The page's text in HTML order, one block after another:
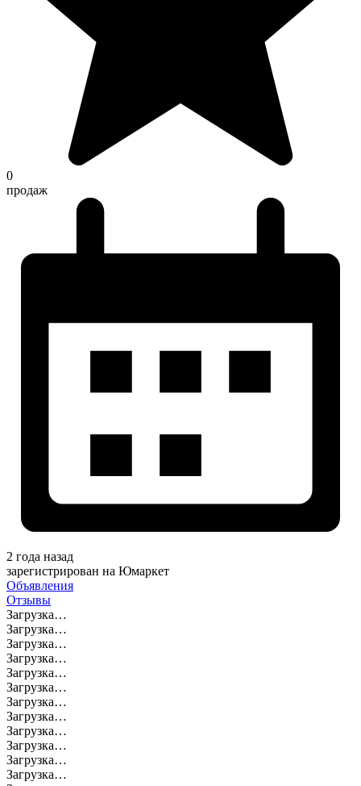
0
продаж
2 года назад
зарегистрирован на Юмаркет
Объявления
Отзывы
Загрузка…
Загрузка…
Загрузка…
Загрузка…
Загрузка…
Загрузка…
Загрузка…
Загрузка…
Загрузка…
Загрузка…
Загрузка…
Загрузка…